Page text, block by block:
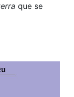
que se